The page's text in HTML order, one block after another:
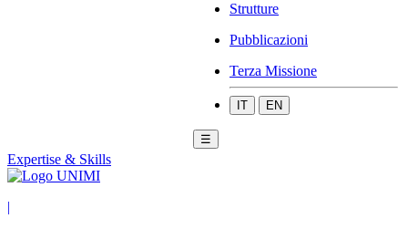
Strutture
Pubblicazioni
Terza Missione
IT EN
☰
Expertise & Skills
|